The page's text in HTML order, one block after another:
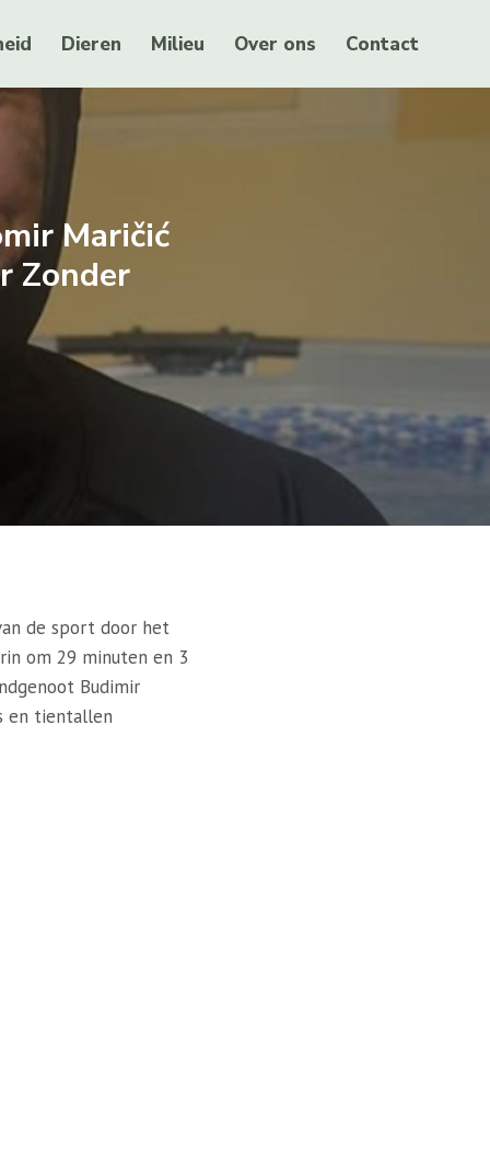
Dieren Milieu Over ons Contact
Maričić
Zonder
de sport door het
om 29 minuten en 3
Budimir
en tientallen